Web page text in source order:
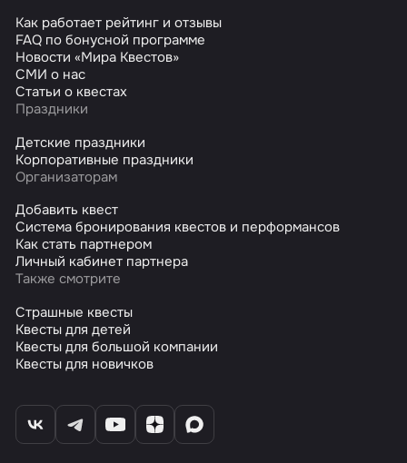
Как работает рейтинг и отзывы
FAQ по бонусной программе
Новости «Мира Квестов»
СМИ о нас
Статьи о квестах
Праздники
Детские праздники
Корпоративные праздники
Организаторам
Добавить квест
Система бронирования квестов и перформансов
Как стать партнером
Личный кабинет партнера
Также смотрите
Страшные квесты
Квесты для детей
Квесты для большой компании
Квесты для новичков